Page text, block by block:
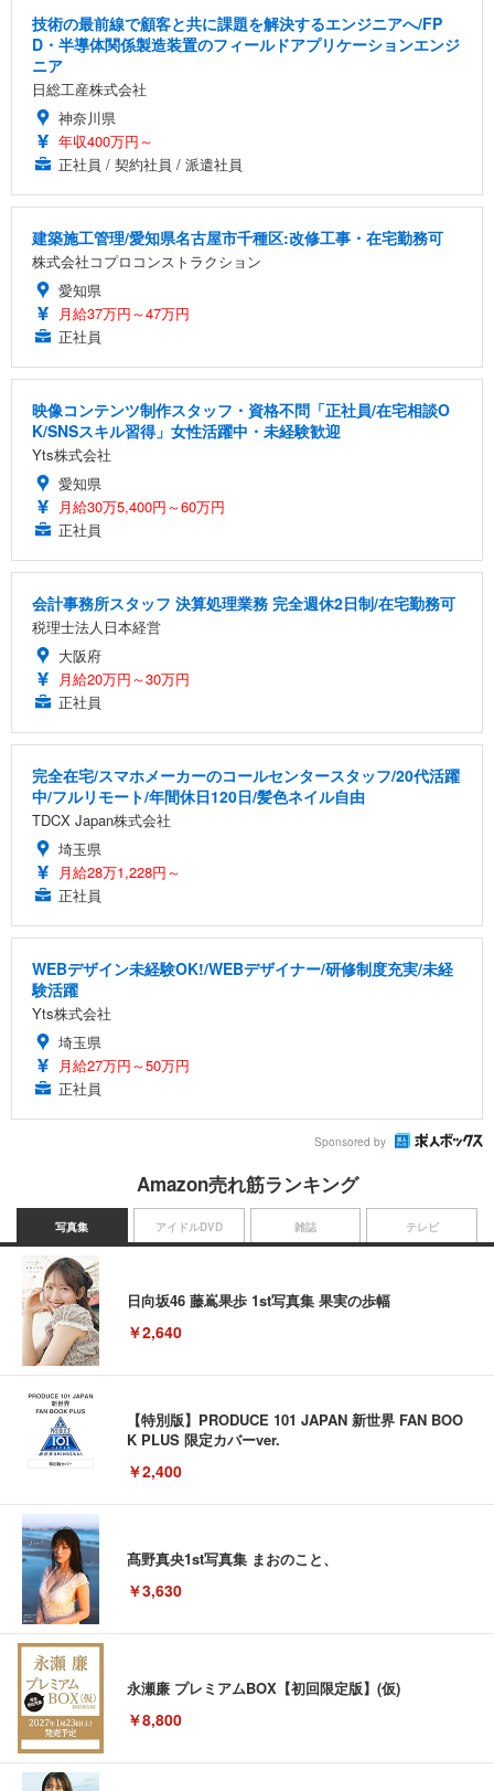
技術の最前線で顧客と共に課題を解決するエンジニアへ/FP
D・半導体関係製造装置のフィールドアプリケーションエンジ
ニア
日総工産株式会社
神奈川県
年収400万円～
正社員 / 契約社員 / 派遣社員
建築施工管理/愛知県名古屋市千種区:改修工事・在宅勤務可
株式会社コプロコンストラクション
愛知県
月給37万円～47万円
正社員
映像コンテンツ制作スタッフ・資格不問「正社員/在宅相談O
K/SNSスキル習得」女性活躍中・未経験歓迎
Yts株式会社
愛知県
月給30万5,400円～60万円
正社員
会計事務所スタッフ 決算処理業務 完全週休2日制/在宅勤務可
税理士法人日本経営
大阪府
月給20万円～30万円
正社員
完全在宅/スマホメーカーのコールセンタースタッフ/20代活躍
中/フルリモート/年間休日120日/髪色ネイル自由
TDCX Japan株式会社
埼玉県
月給28万1,228円～
正社員
WEBデザイン未経験OK!/WEBデザイナー/研修制度充実/未経
験活躍
Yts株式会社
埼玉県
月給27万円～50万円
正社員
Sponsored by
Amazon売れ筋ランキング
写真集
日向坂46 藤嶌果歩 1st写真集 果実の歩幅
￥2,640
【特別版】PRODUCE 101 JAPAN 新世界 FAN BOO
K PLUS 限定カバーver.
￥2,400
髙野真央1st写真集 まおのこと、
￥3,630
永瀬廉 プレミアムBOX【初回限定版】(仮)
￥8,800
アイドルDVD 雑誌 テレビ